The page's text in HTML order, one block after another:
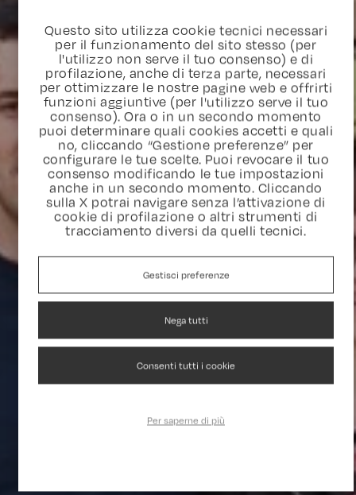
Questo sito utilizza cookie tecnici necessari
per il funzionamento del sito stesso (per
l'utilizzo non serve il tuo consenso) e di
profilazione, anche di terza parte, necessari
per ottimizzare le nostre pagine web e offrirti
funzioni aggiuntive (per l'utilizzo serve il tuo
consenso). Ora o in un secondo momento
puoi determinare quali cookies accetti e quali
no, cliccando “Gestione preferenze” per
configurare le tue scelte. Puoi revocare il tuo
consenso modificando le tue impostazioni
anche in un secondo momento. Cliccando
sulla X potrai navigare senza l’attivazione di
cookie di profilazione o altri strumenti di
tracciamento diversi da quelli tecnici.
Gestisci preferenze
Nega tutti
Consenti tutti i cookie
Per saperne di più